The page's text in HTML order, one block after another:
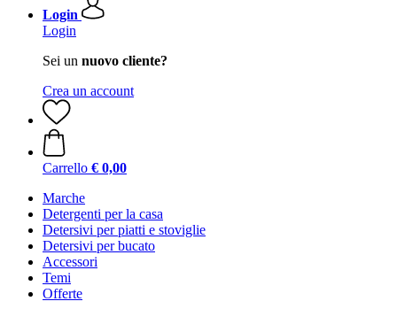
Login
Login
Sei un nuovo cliente?
Crea un account
Carrello € 0,00
Marche
Detergenti per la casa
Detersivi per piatti e stoviglie
Detersivi per bucato
Accessori
Temi
Offerte